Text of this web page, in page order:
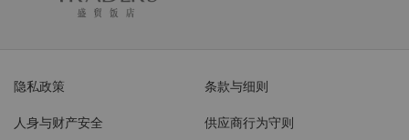
隐私政策 条款与细则
人身与财产安全 供应商行为守则